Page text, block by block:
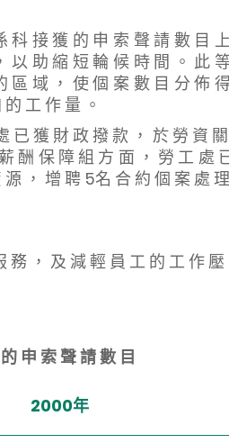
科 接 獲 的 申 索 聲 請 數 目
以 助 縮 短 輪 候 時 間 。 此
區 域 ， 使 個 案 數 目 分 佈
工 作 量 。
財 政 撥 款 ， 於 勞 資 關
酬 保 障 組 方 面 ， 勞 工 處
， 增 聘 5名 合 約 個 案 處
， 及 減 輕 員 工 的 工 作 壓
申 索 聲 請 數 目
2000年